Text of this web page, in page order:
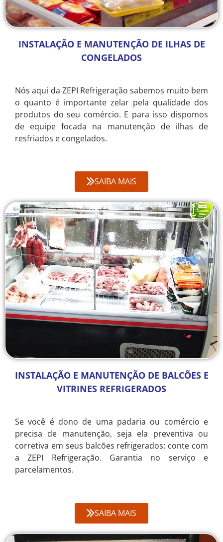
INSTALAÇÃO E MANUTENÇÃO DE ILHAS DE
CONGELADOS
Nós aqui da ZEPI Refrigeração sabemos muito bem
o quanto é importante zelar pela qualidade dos
produtos do seu comércio. E para isso dispomos
de equipe focada na manutenção de ilhas de
resfriados e congelados.
SAIBA MAIS
INSTALAÇÃO E MANUTENÇÃO DE BALCÕES E
VITRINES REFRIGERADOS
Se você é dono de uma padaria ou comércio e
precisa de manutenção, seja ela preventiva ou
corretiva em seus balcões refrigerados: conte com
a ZEPI Refrigeração. Garantia no serviço e
parcelamentos.
SAIBA MAIS